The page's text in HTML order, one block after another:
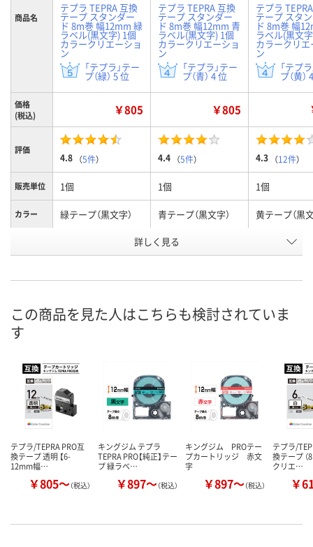
商品名
テプラ TEPRA 互換
テープ スタンダー
ド 8m巻 幅12mm 緑
ラベル(黒文字) 1個
カラークリエーショ
ン
「テプラ」テー
プ（緑） 5 位
テプラ TEPRA 互換
テープ スタンダー
ド 8m巻 幅12mm 青
ラベル(黒文字) 1個
カラークリエーショ
ン
「テプラ」テー
プ（青） 4 位
テプラ
テープ スタ
ド 8m巻 幅
ラベル(黒文
カラークリ
ン
「テプ
プ（黄）
価格
(税込)
￥805 ￥805
評価
4.8 （5件） 4.4 （5件） 4.3 （12件）
販売単位 1個 1個 1個
カラー 緑テープ（黒文字） 青テープ（黒文字） 黄テープ（黒
6121836 6121872
8月12日（水）
カ
詳しく見る
この商品を見た人はこちらも検討されていま
す
テプラ/TEPRA PRO互
換テープ 透明 【6-
12mm幅…
￥805～（税込）
キングジム テプラ
TEPRA PRO【純正】テー
プ 緑ラベ…
￥897～（税込）
キングジム PROテー
プカートリッジ 赤文
字
￥897～（税込）
テプラ/
換テープ （
クリエ…
￥